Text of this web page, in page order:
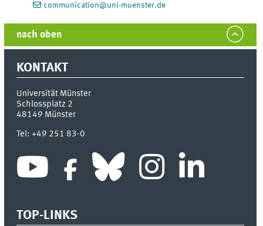
communication@uni-muenster.de
nach oben
KONTAKT
Universität Münster
Schlossplatz 2
48149 Münster
Tel:+49 251 83-0
TOP-LINKS